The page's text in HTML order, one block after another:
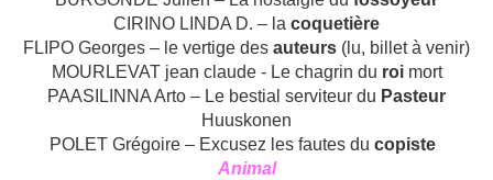
CIRINO LINDA D. – la coquetière
FLIPO Georges – le vertige des auteurs (lu, billet à venir)
MOURLEVAT jean claude - Le chagrin du roimort
PAASILINNA Arto – Le bestial serviteur du Pasteur
Huuskonen
POLET Grégoire – Excusez les fautes du copiste
Animal